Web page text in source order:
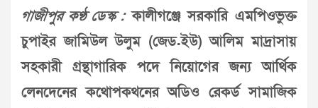
গাজীপুর কণ্ঠ ডেস্ক :কালীগঞ্জে সরকারি এমপিওভুক্ত
চুপাইর জামিউল উলুম (জেড.ইউ) আলিম মাদ্রাসায়
সহকারী গ্রন্থাগারিক পদে নিয়োগের জন্য আর্থিক
লেনদেনের কথোপকথনের অডিও রেকর্ড সামাজিক